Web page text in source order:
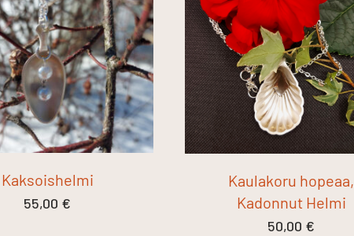
Kaksoishelmi
55,00 €
Kaulakoru hopeaa,
Kadonnut Helmi
50,00 €